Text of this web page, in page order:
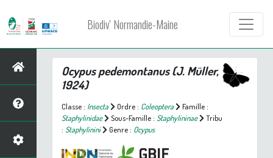
Biodiv' Normandie-Maine
Ocypus pedemontanus(J. Müller,
1924)
Classe : Insecta Ordre : Coleoptera
Famille :
Staphylinidae
Sous-Famille : Staphylininae
Tribu
: Staphylinini Genre : Ocypus